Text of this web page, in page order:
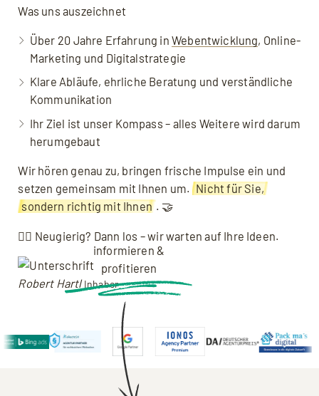
Was uns auszeichnet
Über 20 Jahre Erfahrung inWebentwicklung, Online-
Marketing und Digitalstrategie
Klare Abläufe, ehrliche Beratung und verständliche
Kommunikation
Ihr Ziel ist unser Kompass – alles Weitere wird darum
herumgebaut
Wir hören genau zu, bringen frische Impulse ein und
setzen gemeinsam mit Ihnen um. Nicht für Sie,
sondern richtig mit Ihnen . 🤝
👉🏼 Neugierig? Dann los – wir warten auf Ihre Ideen.
Robert Hartl Inhaber
informieren &
profitieren